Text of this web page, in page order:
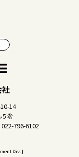
社
14
5階
796-6102
Div.]